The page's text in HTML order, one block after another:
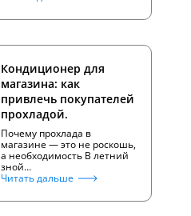
Кондиционер для
магазина: как
привлечь покупателей
прохладой.
Почему прохлада в
магазине — это не роскошь,
а необходимость В летний
зной…
Читать дальше